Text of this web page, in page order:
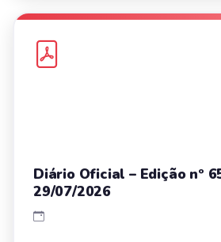
Diário Oficial – Edição nº
29/07/2026